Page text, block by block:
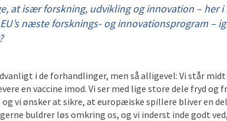
at især forskning, udvikling og innovation – her i
næste forsknings- og innovationsprogram –
i de forhandlinger, men så alligevel: Vi står
en vaccine imod. Vi ser med lige store dele fryd og
vi ønsker at sikre, at europæiske spillere bliver en
buldrer løs omkring os, og vi inderst inde godt